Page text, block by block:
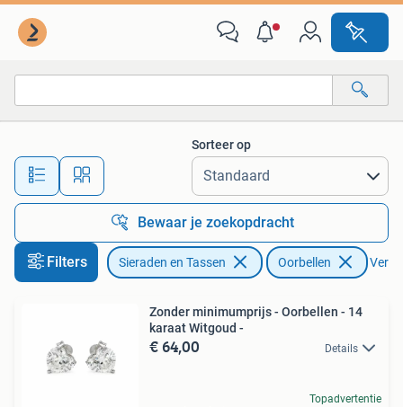
Alle afstanden…
Sorteer op
Bewaar je zoekopdracht
Filters Sieraden en Tassen Oorbellen
Zonder minimumprijs - Oorbellen - 14
karaat Witgoud -
€ 64,00 Details
Topadvertentie